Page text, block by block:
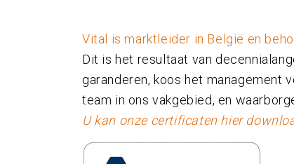
Vital is marktleider in België en
Dit is het resultaat van
garanderen, koos het management
team in ons vakgebied, en
U kan onze certificaten hier